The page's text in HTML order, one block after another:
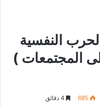
النفسية
المجتمعات )
685